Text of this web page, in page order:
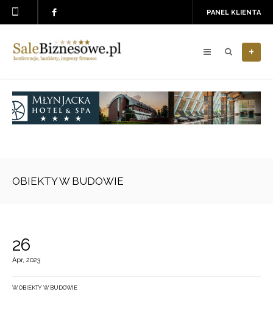
PANEL KLIENTA
+
OBIEKTY W BUDOWIE
26
Apr, 2023
W OBIEKTY W BUDOWIE